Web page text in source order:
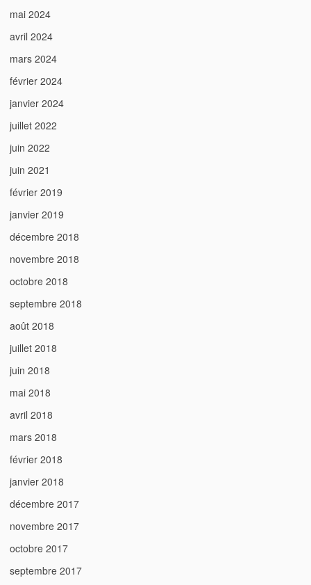
mai 2024
avril 2024
mars 2024
février 2024
janvier 2024
juillet 2022
juin 2022
juin 2021
février 2019
janvier 2019
décembre 2018
novembre 2018
octobre 2018
septembre 2018
août 2018
juillet 2018
juin 2018
mai 2018
avril 2018
mars 2018
février 2018
janvier 2018
décembre 2017
novembre 2017
octobre 2017
septembre 2017